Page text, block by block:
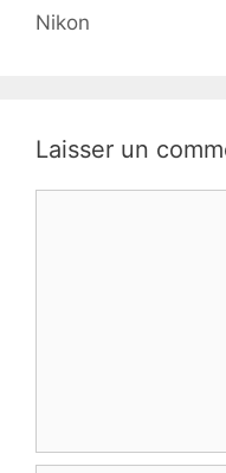
Nikon
Laisser un